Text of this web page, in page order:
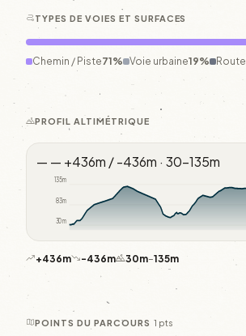
TYPES DE VOIES ET SURFACES
Chemin / Piste71% Voie urbaine19% Route
PROFIL ALTIMÉTRIQUE
— — +436m / -436m · 30–135m
30m
83m
135m
+436m -436m 30m–135m
POINTS DU PARCOURS 1 pts